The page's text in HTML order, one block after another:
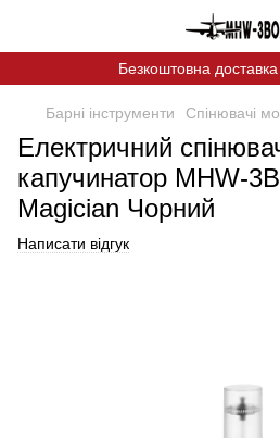
Безкоштовна доставка
Барні інструменти Спінювачі
Електричний
капучинатор MHW-
Magician Чорний
Написати відгук